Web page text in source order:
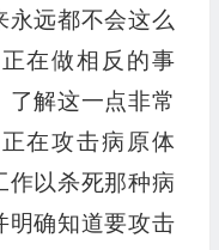
永远都不会这么
在做相反的事
了解这一点非常
在攻击病原体
作以杀死那种病
明确知道要攻击